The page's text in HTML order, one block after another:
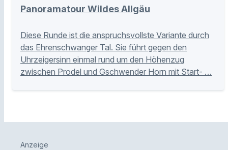
Panoramatour Wildes Allgäu
Diese Runde ist die anspruchsvollste Variante durch
das Ehrenschwanger Tal. Sie führt gegen den
Uhrzeigersinn einmal rund um den Höhenzug
zwischen Prodel und Gschwender Horn mit Start- …
Anzeige